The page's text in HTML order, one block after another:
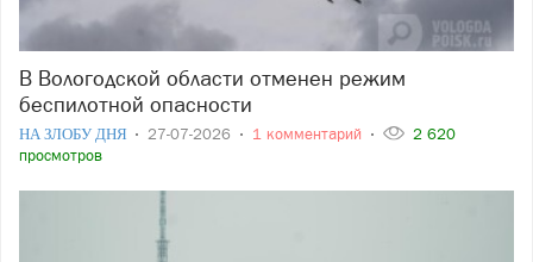
В Вологодской области отменен режим
беспилотной опасности
НА ЗЛОБУ ДНЯ 27-07-2026 1 комментарий
2 620
просмотров